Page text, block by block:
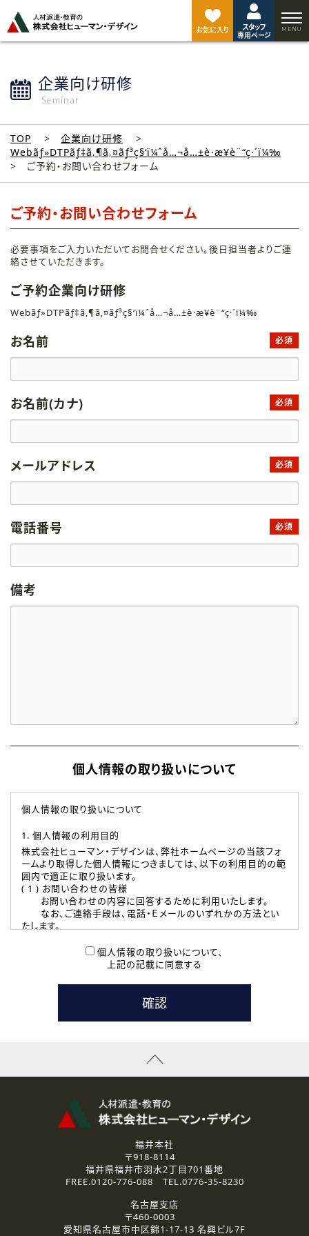
お気に入り
スタッフ
専用ページ
企業向け研修
Seminar
TOP
企業向け研修
Webãƒ»DTPãƒ‡ã‚¶ã‚¤ãƒ³ç§‘ï¼ˆå…¬å…±è·æ¥­è¨“ç·´ï¼‰
ご予約・お問い合わせフォーム
ご予約・お問い合わせフォーム
必要事項をご入力いただいてお問合せください。後日担当者よりご連
絡させていただきます。
ご予約企業向け研修
Webãƒ»DTPãƒ‡ã‚¶ã‚¤ãƒ³ç§‘ï¼ˆå…¬å…±è·æ¥­è¨“ç·´ï¼‰
お名前 必須
お名前(カナ) 必須
メールアドレス 必須
電話番号 必須
備考
個人情報の取り扱いについて
個人情報の取り扱いについて
1. 個人情報の利用目的
株式会社ヒューマン・デザインは、弊社ホームページの当該フォ
ームより取得した個人情報につきましては、以下の利用目的の範
囲内で適正に取り扱います。
( 1 ) お問い合わせの皆様
お問い合わせの内容に回答するために利用いたします。
なお、ご連絡手段は、電話・Ｅメールのいずれかの方法とい
たします。
本登録に関するご連絡および本登録時の参考情報として利
たします。
( 3 ) スタッフ派遣を検討されている企業の皆様
お問い合わせの内容に回答するために利用いたします。
なお、ご連絡手段は、電話・Ｅメールのいずれかの方法とい
資料送付、受講相談に関するご連絡のために利用いたしま
その他、お問い合わせの内容に回答するために利用いたし
なお、ご連絡手段は、電話・Ｅメールのいずれかの方法とい
2.個人情報の第三者提供
ご提供いただいた個人情報は、法令等の規定に従う場合を除き、
3.個人情報の取り扱いの委託
弊社の定める個人情報保護の評価基準を満たした委託先に、個
個人情報の取り扱いについて、
上記の記載に同意する
ジ
ト
福井本社
〒918-8114
福井県福井市羽水2丁目701番地
FREE.0120-776-088 TEL.0776-35-8230
名古屋支店
〒460-0003
愛知県名古屋市中区錦1-17-13 名興ビル7F